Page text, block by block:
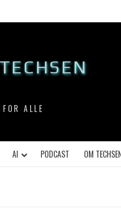
TECHSEN
ALLE
AI PODCAST OM